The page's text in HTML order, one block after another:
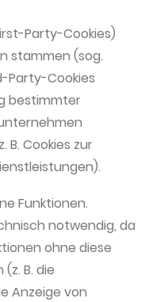
Party-Cookies)
stammen (sog.
Party-Cookies
bestimmter
B. Cookies zur
Funktionen.
notwendig, da
ohne diese
B. die
Anzeige von